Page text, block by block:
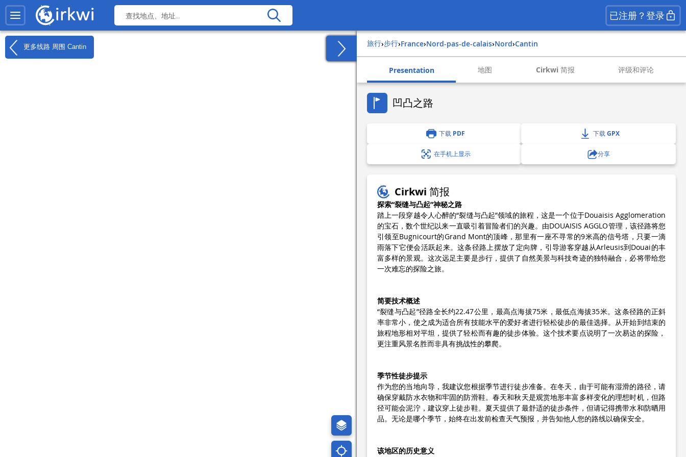
已注册？登录
更多线路 周围 Cantin 旅行› 步行› france› nord-pas-de-calais› nord› cantin
Presentation 地图 Cirkwi 简报 评级和评论
凹凸之路
下载 PDF 下载 GPX
在手机上显示 分享
Cirkwi 简报
探索“裂缝与凸起”神秘之路
踏上一段穿越令人心醉的“裂缝与凸起”领域的旅程，这是一个位于Douaisis Agglomeration
的宝石，数个世纪以来一直吸引着冒险者们的兴趣。由DOUAISIS AGGLO管理，该径路将您
引领至Bugnicourt的Grand Mont的顶峰，那里有一座不寻常的9米高的信号塔，只要一滴
雨落下它便会活跃起来。这条径路上摆放了定向牌，引导游客穿越从Arleusis到Douai的丰
富多样的景观。这次远足主要是步行，提供了自然美景与科技奇迹的独特融合，必将带给您
一次难忘的探险之旅。
简要技术概述
“裂缝与凸起”径路全长约22.47公里，最高点海拔75米，最低点海拔35米。这条径路的正斜
率非常小，使之成为适合所有技能水平的爱好者进行轻松徒步的最佳选择。从开始到结束的
旅程地形相对平坦，提供了轻松而有趣的徒步体验。这个技术要点说明了一次易达的探险，
更注重风景名胜而非具有挑战性的攀爬。
季节性徒步提示
作为您的当地向导，我建议您根据季节进行徒步准备。在冬天，由于可能有湿滑的路径，请
确保穿戴防水衣物和牢固的防滑鞋。春天和秋天是观赏地形丰富多样变化的理想时机，但路
径可能会泥泞，建议穿上徒步鞋。夏天提供了最舒适的徒步条件，但请记得携带水和防晒用
品。无论是哪个季节，始终在出发前检查天气预报，并告知他人您的路线以确保安全。
该地区的历史意义